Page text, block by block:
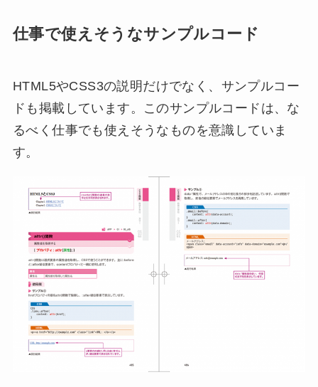
仕事で使えそうなサンプルコード
HTML5やCSS3の説明だけでなく、サンプルコー
ドも掲載しています。このサンプルコードは、な
るべく仕事でも使えそうなものを意識していま
す。